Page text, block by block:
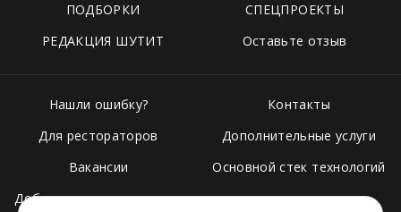
ПОДБОРКИ
СПЕЦПРОЕКТЫ
РЕДАКЦИЯ ШУТИТ
Оставьте отзыв
Нашли ошибку?
Для рестораторов
Вакансии
Добавить свое заведение
Контакты
Дополнительные услуги
Основной стек технологий